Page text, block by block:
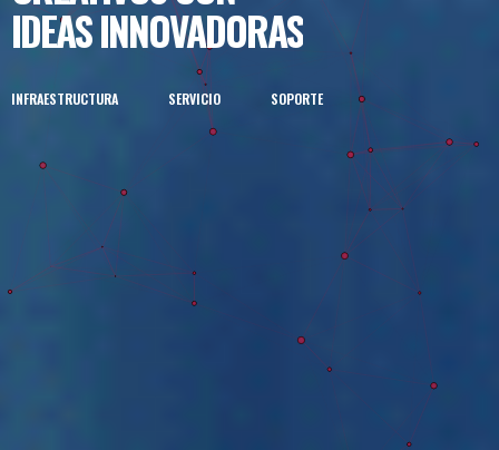
IDEAS INNOVADORAS
INFRAESTRUCTURA SERVICIO SOPORTE